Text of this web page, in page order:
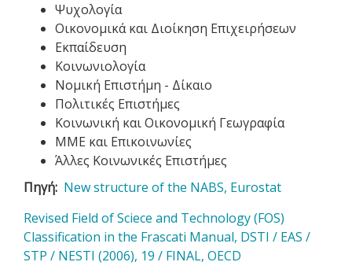
Ψυχολογία
Οικονομικά και Διοίκηση Επιχειρήσεων
Εκπαίδευση
Κοινωνιολογία
Νομική Επιστήμη - Δίκαιο
Πολιτικές Επιστήμες
Κοινωνική και Οικονομική Γεωγραφία
ΜΜΕ και Επικοινωνίες
Άλλες Κοινωνικές Επιστήμες
Πηγή New structure of the NABS, Eurostat
Revised Field of Sciece and Technology (FOS)
Classification in the Frascati Manual, DSTI / EAS /
STP / NESTI (2006), 19 / FINAL, OECD